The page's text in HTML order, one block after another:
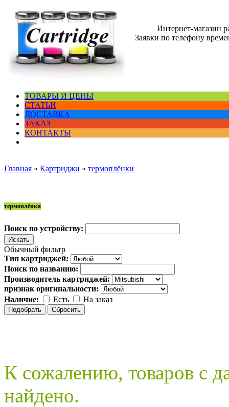
Интернет-магазин
Заявки по телефону
ТОВАРЫ И ЦЕНЫ
СТАТЬИ
ДОСТАВКА
ЗАКАЗ
КОНТАКТЫ
Главная » Картриджи » термоплёнки
термоплёнки
Поиск по устройству:
Обычный фильтр
Тип картриджей:
Поиск по названию:
Производитель картриджей:
признак оригинальности:
Наличие:
Есть На заказ
К сожалению, товаров с
найдено.